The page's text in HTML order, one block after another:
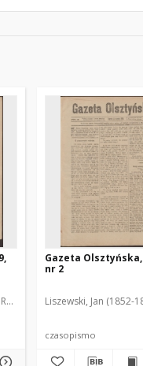
Gazeta Olsztyńska,
nr 2
Liszewski, Jan (1852-
czasopismo